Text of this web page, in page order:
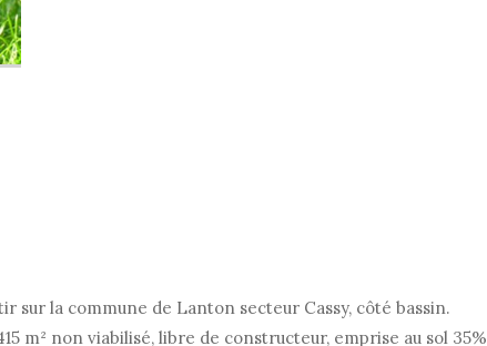
sur la commune de Lanton secteur Cassy, côté bassin.
m² non viabilisé, libre de constructeur, emprise au sol 35%